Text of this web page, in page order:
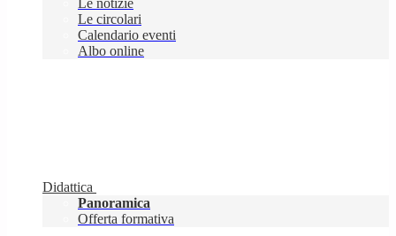
Le notizie
Le circolari
Calendario eventi
Albo online
Didattica
Panoramica
Offerta formativa